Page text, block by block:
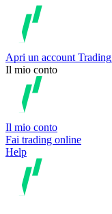
Apri un account Trading
Il mio conto
Il mio conto
Fai trading online
Help